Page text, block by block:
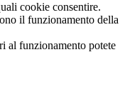
cookie consentire.
il funzionamento della
al funzionamento potete